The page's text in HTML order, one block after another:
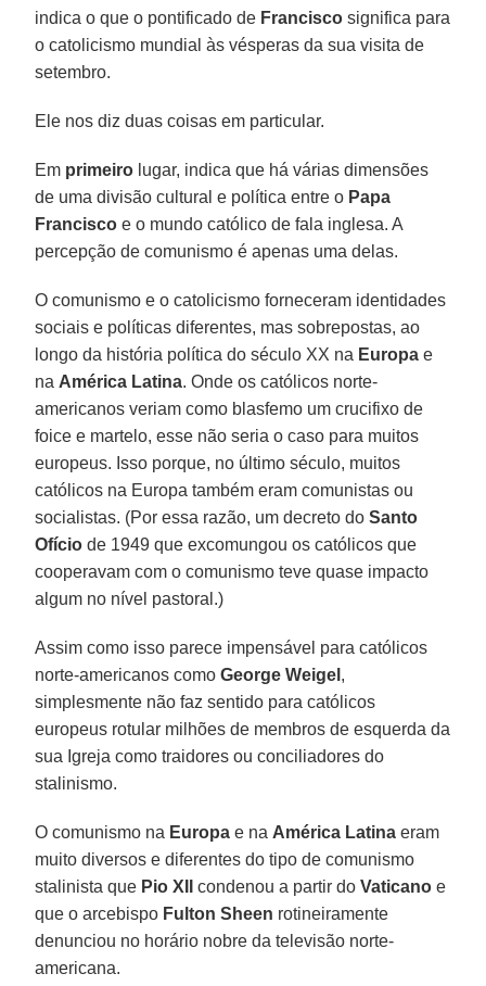
indica o que o pontificado de Francisco significa para
o catolicismo mundial às vésperas da sua visita de
setembro.
Ele nos diz duas coisas em particular.
Em primeiro lugar, indica que há várias dimensões
de uma divisão cultural e política entre o Papa
Francisco e o mundo católico de fala inglesa. A
percepção de comunismo é apenas uma delas.
O comunismo e o catolicismo forneceram identidades
sociais e políticas diferentes, mas sobrepostas, ao
longo da história política do século XX na Europa e
naAmérica Latina. Onde os católicos norte-
americanos veriam como blasfemo um crucifixo de
foice e martelo, esse não seria o caso para muitos
europeus. Isso porque, no último século, muitos
católicos na Europa também eram comunistas ou
socialistas. (Por essa razão, um decreto doSanto
Ofício de 1949 que excomungou os católicos que
cooperavam com o comunismo teve quase impacto
algum no nível pastoral.)
Assim como isso parece impensável para católicos
norte-americanos comoGeorge Weigel ,
simplesmente não faz sentido para católicos
europeus rotular milhões de membros de esquerda da
sua Igreja como traidores ou conciliadores do
stalinismo.
O comunismo na Europa e naAmérica Latina eram
muito diversos e diferentes do tipo de comunismo
stalinista que Pio XII condenou a partir doVaticano e
que o arcebispo Fulton Sheen rotineiramente
denunciou no horário nobre da televisão norte-
americana.